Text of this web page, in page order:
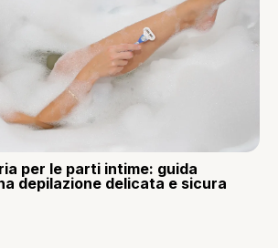
per le parti intime: guida
depilazione delicata e sicura